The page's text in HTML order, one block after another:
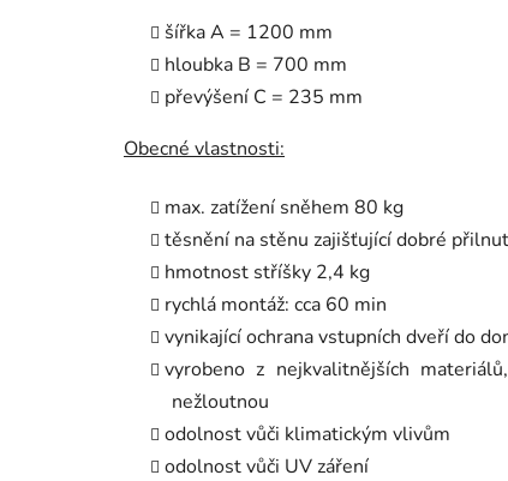
šířka A = 1200 mm
hloubka B = 700 mm
převýšení C = 235 mm
Obecné vlastnosti:
max. zatížení sněhem 80 kg
těsnění na stěnu zajišťující dobré
hmotnost stříšky 2,4 kg
rychlá montáž: cca 60 min
vynikající ochrana vstupních dveří do
vyrobeno z nejkvalitnějších
nežloutnou
odolnost vůči klimatickým vlivům
odolnost vůči UV záření